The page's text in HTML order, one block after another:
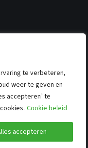
te verbeteren,
weer te geven en
accepteren’ te
Cookie beleid
accepteren